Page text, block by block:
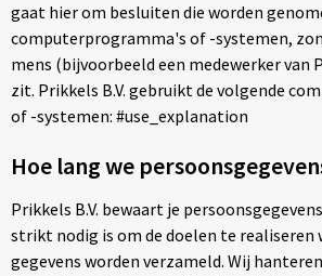
Sporttassen
Strandtassen
Trolleys
gaat hier om besluiten die worden
computerprogramma's of -systemen,
mens (bijvoorbeeld een medewerker van
zit. Prikkels B.V. gebruikt de volgende
of -systemen: #use_explanation
Hoe lang we
Prikkels B.V. bewaart je
strikt nodig is om de doelen te realiseren
gegevens worden verzameld. Wij